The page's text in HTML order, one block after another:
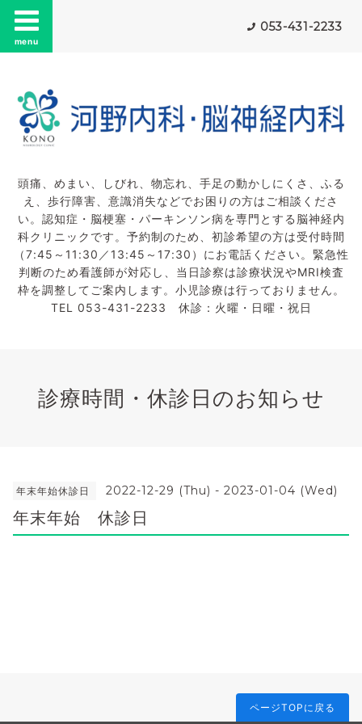
menu
053-431-2233
頭痛、めまい、しびれ、物忘れ、手足の動かしにくさ、ふる
え、歩行障害、意識消失などでお困りの方はご相談くださ
い。認知症・脳梗塞・パーキンソン病を専門とする脳神経内
科クリニックです。予約制のため、初診希望の方は受付時間
（7:45～11:30／13:45～17:30）にお電話ください。緊急性
判断のため看護師が対応し、当日診察は診療状況やMRI検査
枠を調整してご案内します。小児診療は行っておりません。
TEL 053-431-2233 休診：火曜・日曜・祝日
診療時間・休診日のお知らせ
年末年始休診日 2022-12-29 (Thu) - 2023-01-04 (Wed)
年末年始 休診日
ページTOPに戻る